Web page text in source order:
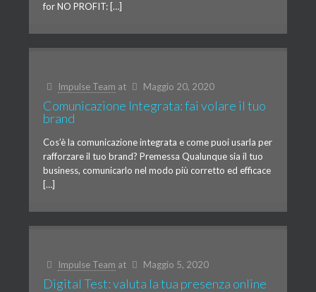
for NO PROFIT: […]
Impulse Team at Maggio 20, 2020
Comunicazione Integrata: fai volare il tuo
brand
Cos’è la comunicazione integrata e come puoi usarla per
rafforzare il tuo brand? Premessa Qualunque sia il tuo
business, comunicarlo nel modo più corretto ed efficace
[…]
Impulse Team at Maggio 5, 2020
Digital Test: valuta la tua presenza online